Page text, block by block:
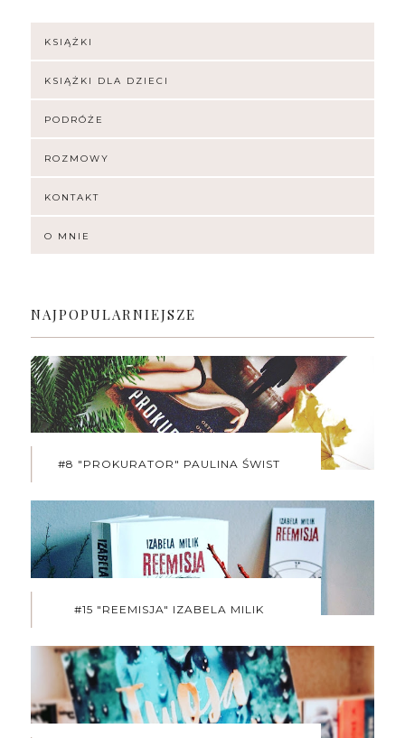
KSIĄŻKI
KSIĄŻKI DLA DZIECI
PODRÓŻE
ROZMOWY
KONTAKT
O MNIE
NAJPOPULARNIEJSZE
#8 "PROKURATOR" PAULINA ŚWIST
#15 "REEMISJA" IZABELA MILIK